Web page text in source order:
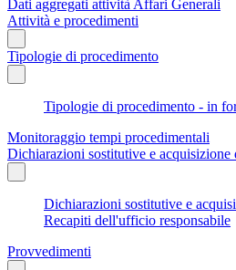
Dati aggregati attività Affari Generali
Attività e procedimenti
Tipologie di procedimento
Tipologie di procedimento - in
Monitoraggio tempi procedimentali
Dichiarazioni sostitutive e
Dichiarazioni sostitutive e
Recapiti dell'ufficio responsabile
Provvedimenti